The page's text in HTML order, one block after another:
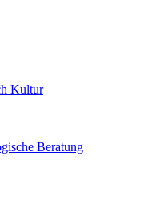
Kultur
Beratung